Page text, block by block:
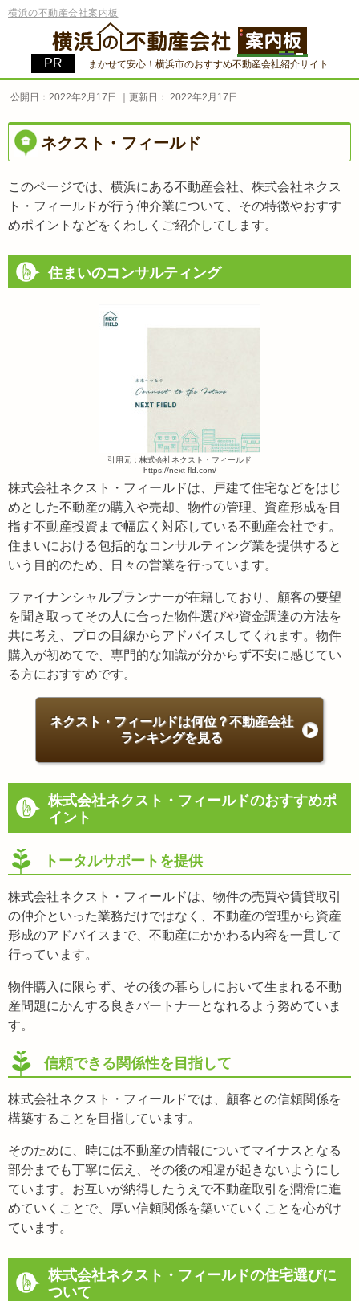
横浜の不動産会社案内板
まかせて安心！横浜市のおすすめ不動産会社紹介サイト
公開日：2022年2月17日 ｜更新日：2022年2月17日
ネクスト・フィールド
このページでは、横浜にある不動産会社、株式会社ネクス
ト・フィールドが行う仲介業について、その特徴やおすす
めポイントなどをくわしくご紹介してします。
住まいのコンサルティング
引用元：株式会社ネクスト・フィールド
https://next-fld.com/
株式会社ネクスト・フィールドは、戸建て住宅などをはじ
めとした不動産の購入や売却、物件の管理、資産形成を目
指す不動産投資まで幅広く対応している不動産会社です。
住まいにおける包括的なコンサルティング業を提供すると
いう目的のため、日々の営業を行っています。
ファイナンシャルプランナーが在籍しており、顧客の要望
を聞き取ってその人に合った物件選びや資金調達の方法を
共に考え、プロの目線からアドバイスしてくれます。物件
購入が初めてで、専門的な知識が分からず不安に感じてい
る方におすすめです。
ネクスト・フィールドは何位？不動産会社
ランキングを見る
株式会社ネクスト・フィールドのおすすめポ
イント
トータルサポートを提供
株式会社ネクスト・フィールドは、物件の売買や賃貸取引
の仲介といった業務だけではなく、不動産の管理から資産
形成のアドバイスまで、不動産にかかわる内容を一貫して
行っています。
物件購入に限らず、その後の暮らしにおいて生まれる不動
産問題にかんする良きパートナーとなれるよう努めていま
す。
信頼できる関係性を目指して
株式会社ネクスト・フィールドでは、顧客との信頼関係を
構築することを目指しています。
そのために、時には不動産の情報についてマイナスとなる
部分までも丁寧に伝え、その後の相違が起きないようにし
ています。お互いが納得したうえで不動産取引を潤滑に進
めていくことで、厚い信頼関係を築いていくことを心がけ
ています。
株式会社ネクスト・フィールドの住宅選びに
ついて